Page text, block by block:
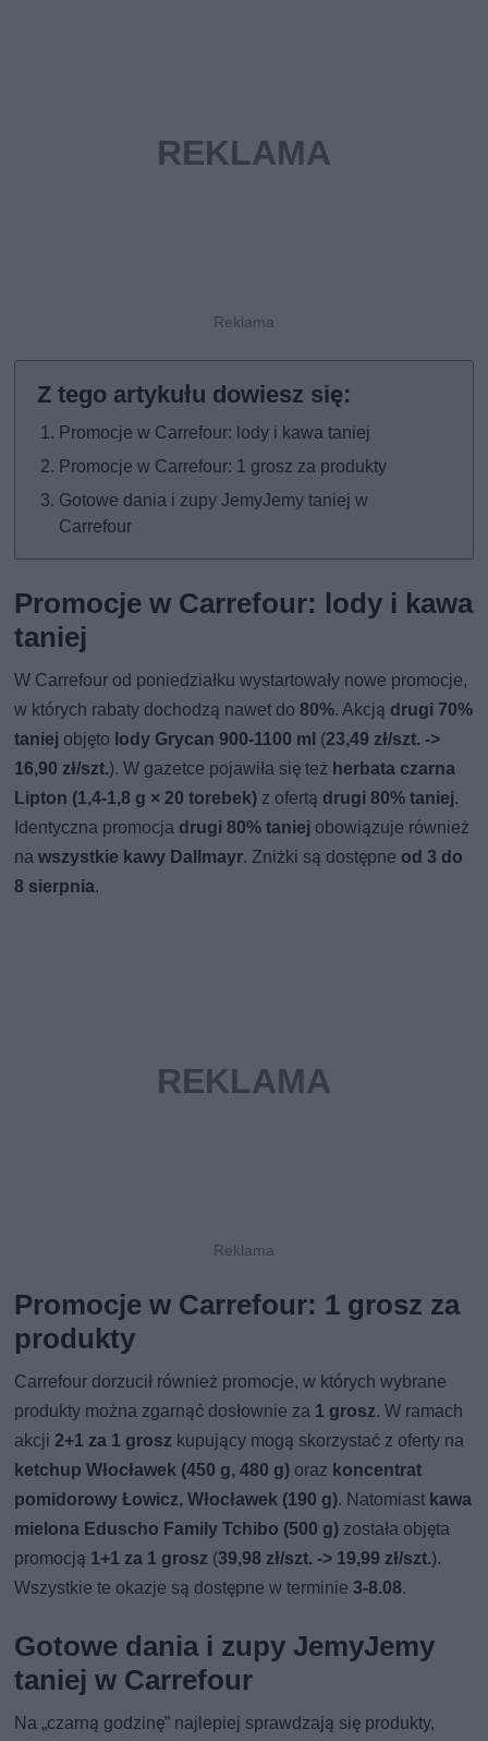
Promocje w Carrefour: lody i kawa taniej
Promocje w Carrefour: 1 grosz za produkty
Gotowe dania i zupy JemyJemy taniej w
Carrefour
Promocje w Carrefour: lody i kawa
taniej
W Carrefour od poniedziałku wystartowały nowe promocje,
w których rabaty dochodzą nawet do80%. Akcją drugi 70%
taniej objęto lody Grycan 900-1100 ml (23,49 zł/szt. ->
16,90 zł/szt.). W gazetce pojawiła się też herbata czarna
Lipton (1,4-1,8 g × 20 torebek) z ofertą drugi 80% taniej.
Identyczna promocja drugi 80% taniej obowiązuje również
nawszystkie kawy Dallmayr. Zniżki są dostępne od 3 do
8 sierpnia.
Promocje w Carrefour: 1 grosz za
produkty
Carrefour dorzucił również promocje, w których wybrane
produkty można zgarnąć dosłownie za 1 grosz. W ramach
akcji2+1 za 1 grosz kupujący mogą skorzystać z oferty na
ketchup Włocławek (450 g, 480 g) oraz koncentrat
pomidorowy Łowicz, Włocławek (190 g). Natomiast kawa
mielona Eduscho Family Tchibo (500 g) została objęta
promocją 1+1 za 1 grosz (39,98 zł/szt. -> 19,99 zł/szt.).
Wszystkie te okazje są dostępne w terminie3-8.08.
Gotowe dania i zupy JemyJemy
taniej w Carrefour
Na „czarną godzinę” najlepiej sprawdzają się produkty,